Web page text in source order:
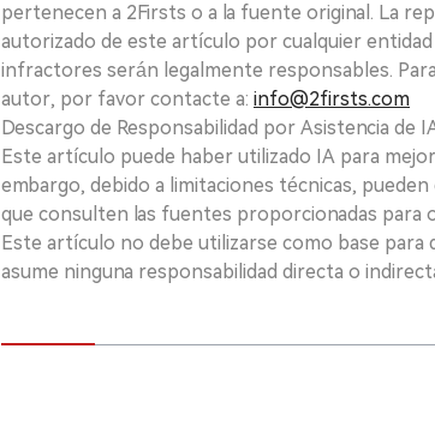
pertenecen a 2Firsts o a la fuente original. La
autorizado de este artículo por cualquier
infractores serán legalmente responsables.
autor, por favor contacte a: info@2firsts.com
Descargo de Responsabilidad por Asistencia de
Este artículo puede haber utilizado IA para
embargo, debido a limitaciones técnicas,
que consulten las fuentes proporcionadas para
Este artículo no debe utilizarse como base para
asume ninguna responsabilidad directa o